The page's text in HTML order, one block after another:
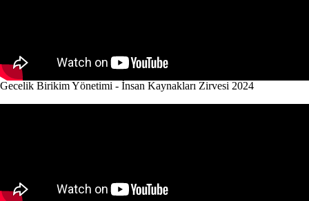
Gecelik Birikim Yönetimi - İnsan Kaynakları Zirvesi 2024